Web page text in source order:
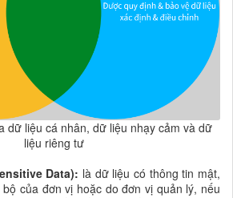
dữ liệu cá nhân, dữ liệu nhạy cảm và dữ
liệu riêng tư
Data): là dữ liệu có thông tin mật,
của đơn vị hoặc do đơn vị quản lý, nếu